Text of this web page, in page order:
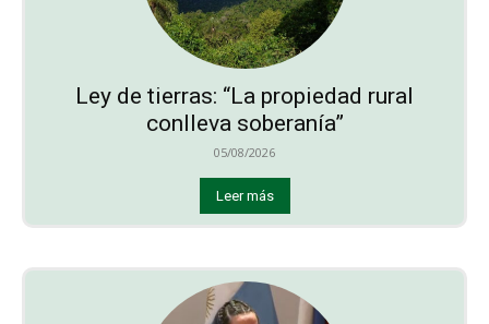
Ley de tierras: “La propiedad rural
conlleva soberanía”
05/08/2026
Leer más